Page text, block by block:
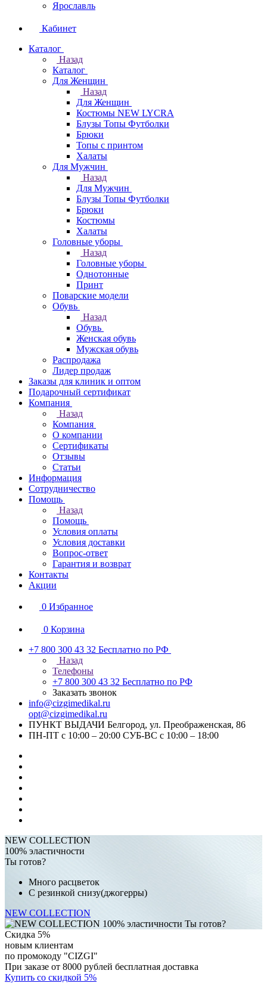
Ярославль
Кабинет
Каталог
Назад
Каталог
Для Женщин
Назад
Для Женщин
Костюмы NEW LYCRA
Блузы Топы Футболки
Брюки
Топы с принтом
Халаты
Для Мужчин
Назад
Для Мужчин
Блузы Топы Футболки
Брюки
Костюмы
Халаты
Головные уборы
Назад
Головные уборы
Однотонные
Принт
Поварские модели
Обувь
Назад
Обувь
Женская обувь
Мужская обувь
Распродажа
Лидер продаж
Заказы для клиник и оптом
Подарочный сертификат
Компания
Назад
Компания
О компании
Сертификаты
Отзывы
Статьи
Информация
Сотрудничество
Помощь
Назад
Помощь
Условия оплаты
Условия доставки
Вопрос-ответ
Гарантия и возврат
Контакты
Акции
0 Избранное
0 Корзина
+7 800 300 43 32 Бесплатно по РФ
Назад
Телефоны
+7 800 300 43 32 Бесплатно по РФ
Заказать звонок
info@cizgimedikal.ru
opt@cizgimedikal.ru
ПУНКТ ВЫДАЧИ Белгород, ул. Преображенская, 86
ПН-ПТ с 10:00 – 20:00 СУБ-ВС с 10:00 – 18:00
NEW COLLECTION
100% эластичности
Ты готов?
Много расцветок
С резинкой снизу(джогерры)
NEW COLLECTION
Скидка 5%
новым клиентам
по промокоду "CIZGI"
При заказе от 8000 рублей бесплатная доставка
Купить со скидкой 5%